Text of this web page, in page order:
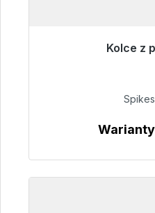
Kolce z
Gotowy do